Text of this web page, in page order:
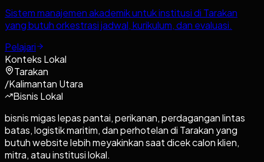
Sistem manajemen akademik untuk institusi di Tarakan
yang butuh orkestrasi jadwal, kurikulum, dan evaluasi.
Pelajari
Konteks Lokal
Tarakan
/Kalimantan Utara
Bisnis Lokal
bisnis migas lepas pantai, perikanan, perdagangan lintas
batas, logistik maritim, dan perhotelan di Tarakan yang
butuh website lebih meyakinkan saat dicek calon klien,
mitra, atau institusi lokal.